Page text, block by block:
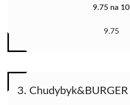
9.75 na 10
9.75
3. Chudybyk&BURGER